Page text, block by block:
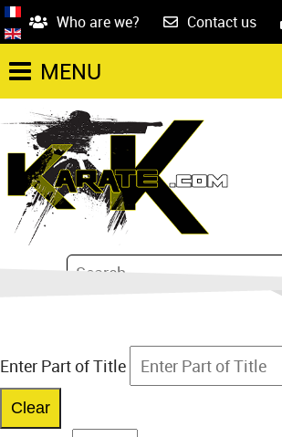
Who are we? Contact us
MENU
Enter Part of Title
Clear